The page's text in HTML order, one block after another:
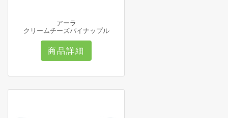
アーラ
クリームチーズパイナップル
商品詳細